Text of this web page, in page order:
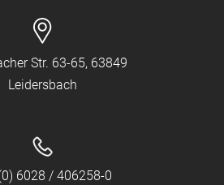
Str. 63-65, 63849
Leidersbach
6028 / 406258-0